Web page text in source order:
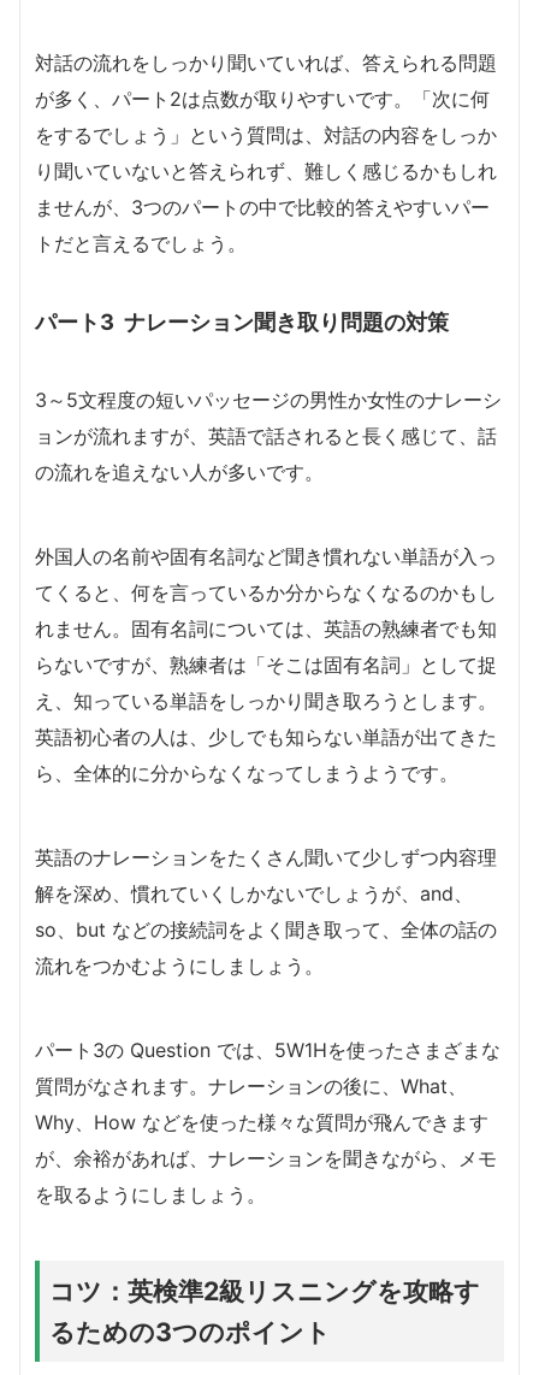
対話の流れをしっかり聞いていれば、答えられる問題
が多く、パート2は点数が取りやすいです。「次に何
をするでしょう」という質問は、対話の内容をしっか
り聞いていないと答えられず、難しく感じるかもしれ
ませんが、3つのパートの中で比較的答えやすいパー
トだと言えるでしょう。
パート3 ナレーション聞き取り問題の対策
3～5文程度の短いパッセージの男性か女性のナレーシ
ョンが流れますが、英語で話されると長く感じて、話
の流れを追えない人が多いです。
外国人の名前や固有名詞など聞き慣れない単語が入っ
てくると、何を言っているか分からなくなるのかもし
れません。固有名詞については、英語の熟練者でも知
らないですが、熟練者は「そこは固有名詞」として捉
え、知っている単語をしっかり聞き取ろうとします。
英語初心者の人は、少しでも知らない単語が出てきた
ら、全体的に分からなくなってしまうようです。
英語のナレーションをたくさん聞いて少しずつ内容理
解を深め、慣れていくしかないでしょうが、and、
so、but などの接続詞をよく聞き取って、全体の話の
流れをつかむようにしましょう。
パート3の Question では、5W1Hを使ったさまざまな
質問がなされます。ナレーションの後に、What、
Why、How などを使った様々な質問が飛んできます
が、余裕があれば、ナレーションを聞きながら、メモ
を取るようにしましょう。
コツ：英検準2級リスニングを攻略す
るための3つのポイント